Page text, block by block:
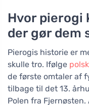
Hvor pierogi
der gør dem
Pierogis historie er
skulle tro. Ifølge
de første omtaler af
tilbage til det 13.
Polen fra